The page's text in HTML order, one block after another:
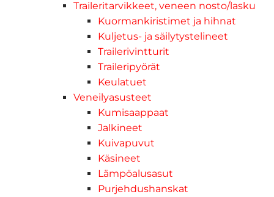
Traileritarvikkeet, veneen nosto/lasku
Kuormankiristimet ja hihnat
Kuljetus- ja säilytystelineet
Trailerivintturit
Traileripyörät
Keulatuet
Veneilyasusteet
Kumisaappaat
Jalkineet
Kuivapuvut
Käsineet
Lämpöalusasut
Purjehdushanskat